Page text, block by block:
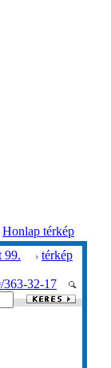
Honlap térkép
99. térkép
363-32-17